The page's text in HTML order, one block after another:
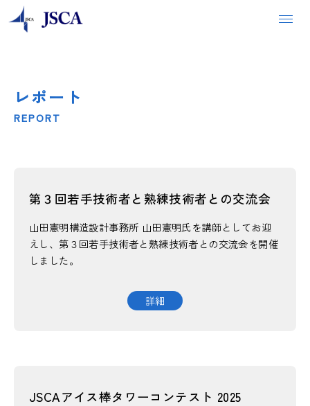
レポート
REPORT
第３回若手技術者と熟練技術者との交流会
山田憲明構造設計事務所 山田憲明氏を講師としてお迎
えし、第３回若手技術者と熟練技術者との交流会を開催
しました。
詳細
JSCAアイス棒タワーコンテスト 2025
安心できる建物をつくるために
JSCAの紹介
JSCA 組織体制